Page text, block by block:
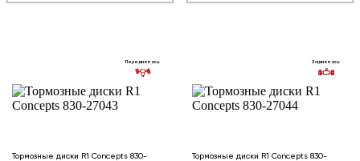
Передняя ось
Тормозные диски R1 Concepts 830-
Задняя ось
Тормозные диски R1 Concepts 830-